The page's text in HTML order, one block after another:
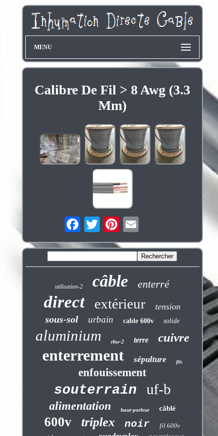
MENU
Calibre De Fil > 8 Awg (3.3
Mm)
utilisation-2 câble enterré
direct extérieur tension
sous-sol urbain cable 600v solide
aluminium rhw-2 terre cuivre
enterrement sépulture fils
enfouissement
souterrain uf-b
alimentation haut-parleur câblé
600v triplex noir fil 600v